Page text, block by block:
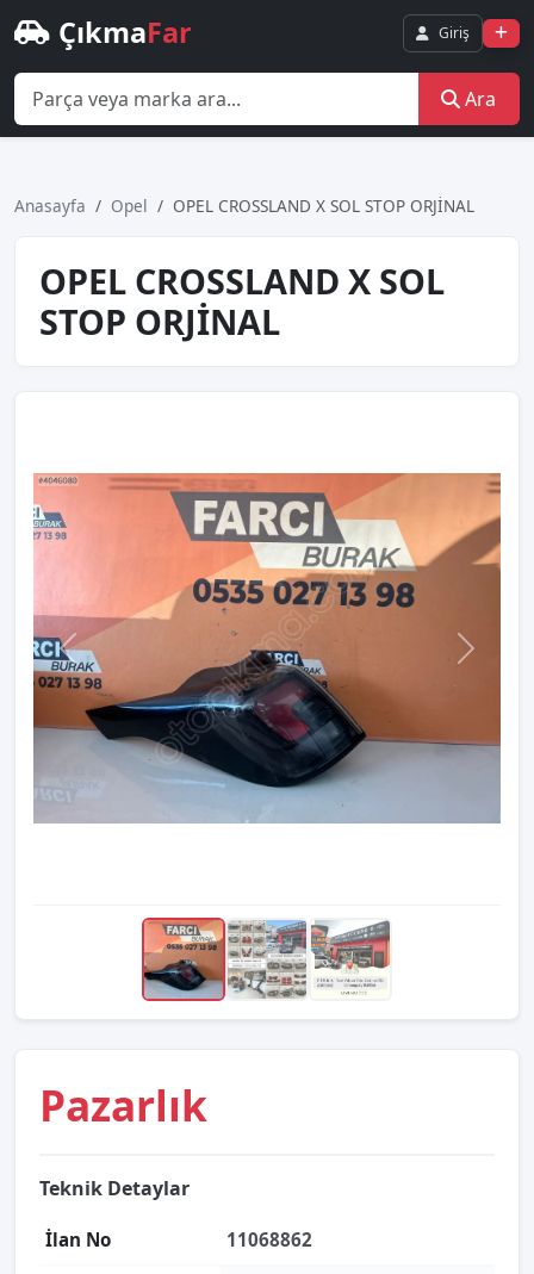
ÇıkmaFar Giriş
Ara
Anasayfa Opel OPEL CROSSLAND X SOL STOP ORJİNAL
OPEL CROSSLAND X SOL
STOP ORJİNAL
Pazarlık
Teknik Detaylar
İlan No 11068862